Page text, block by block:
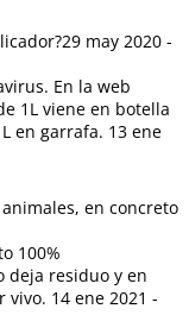
29 may 2020 -
En la web
1L viene en botella
en garrafa. 13 ene
en concreto
100%
deja residuo y en
vivo. 14 ene 2021 -